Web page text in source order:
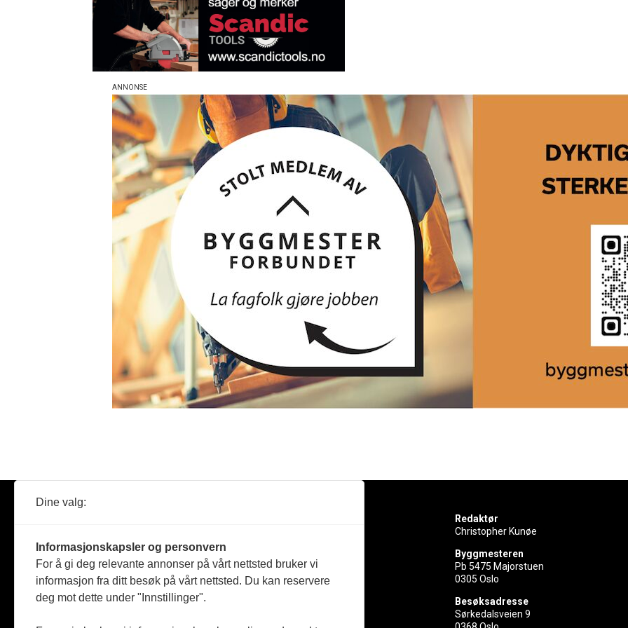
Reportasje
Produkter
Redaktør
Christopher Kunøe
Byggmesteren
Pb 5475 Majorstuen
0305 Oslo
Besøksadresse
Sørkedalsveien 9
Dine valg:
Informasjonskapsler og personvern
For å gi deg relevante annonser på vårt nettsted bruker vi
informasjon fra ditt besøk på vårt nettsted. Du kan reservere
deg mot dette under "Innstillinger".